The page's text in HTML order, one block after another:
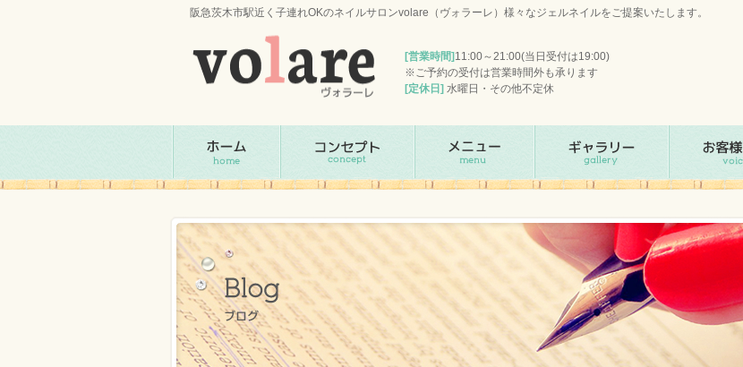
阪急茨木市駅近く子連れOKのネイルサロンvolare（ヴォラーレ）様々なジェルネイルをご提案いたします。
[営業時間] 11:00～21:00(当日受付は19:00)
※ご予約の受付は営業時間外も承ります
[定休日] 水曜日・その他不定休